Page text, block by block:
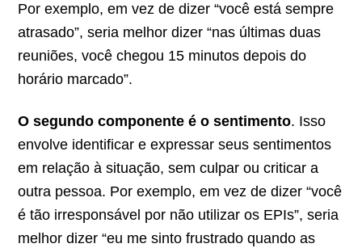
Por exemplo, em vez de dizer “você está sempre
atrasado”, seria melhor dizer “nas últimas duas
reuniões, você chegou 15 minutos depois do
horário marcado”.
O segundo componente é o sentimento. Isso
envolve identificar e expressar seus sentimentos
em relação à situação, sem culpar ou criticar a
outra pessoa. Por exemplo, em vez de dizer “você
é tão irresponsável por não utilizar os EPIs”, seria
melhor dizer “eu me sinto frustrado quando as